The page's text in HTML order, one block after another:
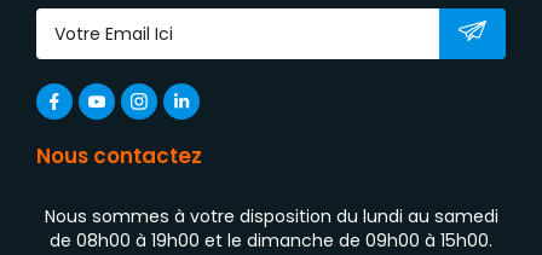
Nous contactez
Nous sommes à votre disposition du lundi au samedi
de 08h00 à 19h00 et le dimanche de 09h00 à 15h00.